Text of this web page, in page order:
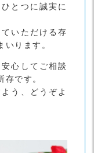
とつに誠実に
いただける存
ります。
心してご相談
です。
う、どうぞよ